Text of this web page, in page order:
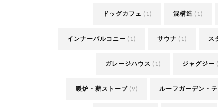
ドッグカフェ (1) 混構造 (1)
インナーバルコニー (1) サウナ (1) ス
ガレージハウス (1) ジャグジー
暖炉・薪ストーブ(9) ルーフガーデン・